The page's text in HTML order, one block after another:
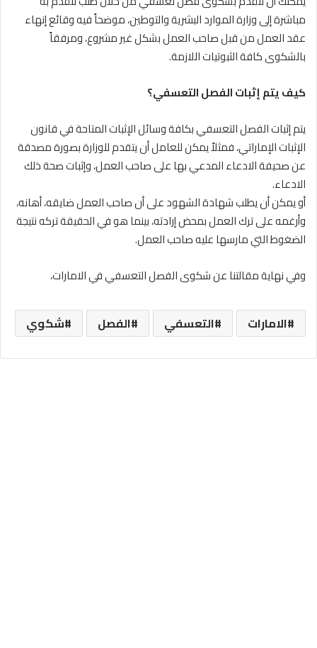
مباشرة إلى وزارة الموارد البشرية والتوطين، موضحاً فيه وقائع إنهاء
عقد العمل من قبل صاحب العمل بشكل غير مشروع، ومرفقاً
بالشكوى كافة الثبوتيات اللازمة.
كيف يتم إثبات الفصل التعسفي؟
يتم إثبات الفصل التعسفي بكافة وسائل الإثبات المتاحة في قانون
الإثبات الإماراتي، فمثلاً يمكن للعامل أن يتقدم للوزارة بصورة مصدقة
عن صحيفة الادعاء المدعي بها على صاحب العمل، وإثبات صحة ذلك
الادعاء.
أو يمكن أن يطلب شهادة الشهود على أن صاحب العمل ضايقه، أهانه،
وأرغمه على ترك العمل بمحض إرادته، بينما هو في الحقيقة تركه نتيجة
الضغوط التي مارسها عليه صاحب العمل.
وفي نهاية مقالتنا عن شكوى الفصل التعسفي في الامارات،
الامارات التعسفي الفصل شكوي